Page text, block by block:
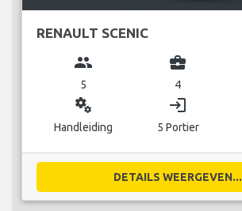
RENAULT SCENIC
group
5
business_center
4
miscellaneous_services
Handleiding
login
5 Portier
DETAILS WEERGEVEN...